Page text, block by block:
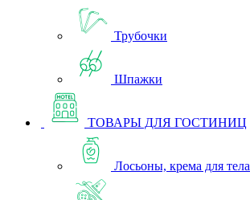
Трубочки
Шпажки
ТОВАРЫ ДЛЯ ГОСТИНИЦ
Лосьоны, крема для тела